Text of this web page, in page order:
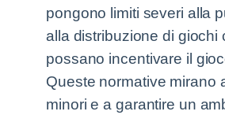
pongono limiti severi alla
alla distribuzione di giochi
possano incentivare il
Queste normative mirano
minori e a garantire un